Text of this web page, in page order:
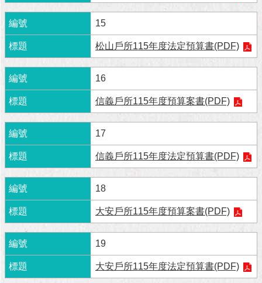
通
陳
情
統
公
民
參
與
專
區
臺
北
旅
遊
網
政
府
15
松山戶所115年度法定預算書(PDF)
16
信義戶所115年度預算案書(PDF)
17
信義戶所115年度法定預算書(PDF)
18
大安戶所115年度預算案書(PDF)
19
大安戶所115年度法定預算書(PDF)